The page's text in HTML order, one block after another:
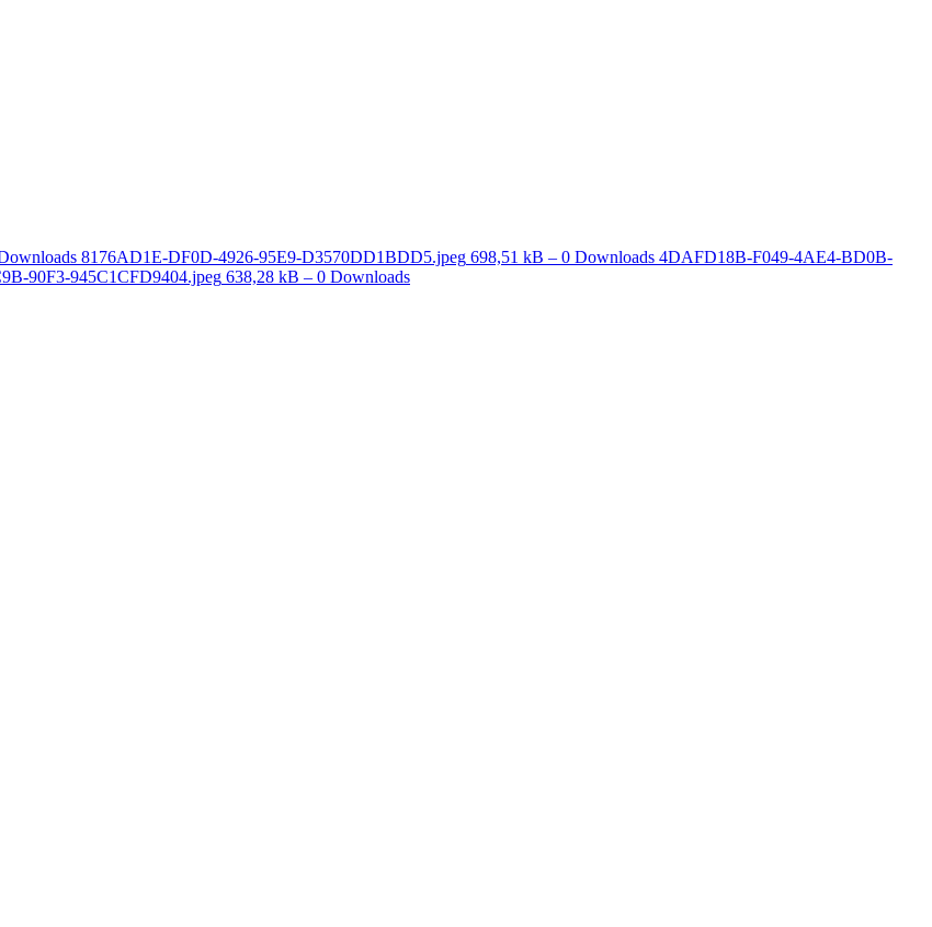
8176AD1E-DF0D-4926-95E9-D3570DD1BDD5.jpeg 698,51 kB – 0 Downloads 4DAFD18B-F049-4AE4-BD0B-
90F3-945C1CFD9404.jpeg 638,28 kB – 0 Downloads